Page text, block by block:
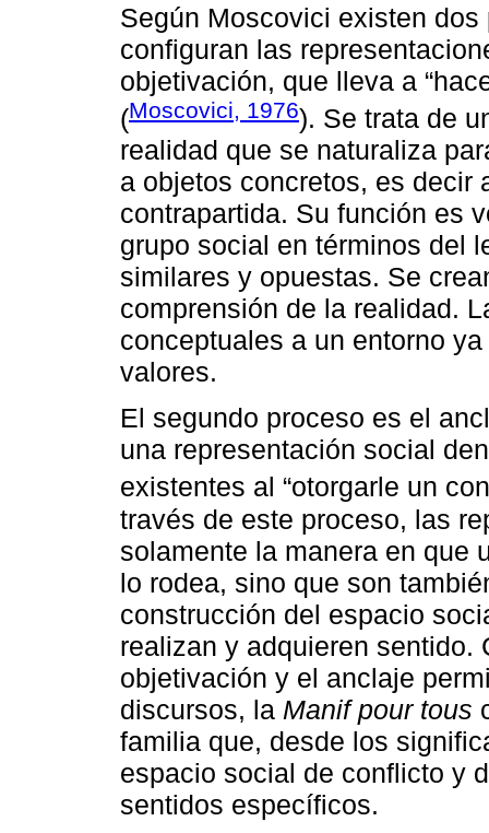
Según Moscovici existen
configuran las
objetivación, que lleva a
(Moscovici, 1976). Se trata de
realidad que se naturaliza
a objetos concretos, es decir
contrapartida. Su función es
grupo social en términos del
similares y opuestas. Se
comprensión de la realidad.
conceptuales a un entorno
valores.
El segundo proceso es el
una representación social
existentes al “otorgarle un
través de este proceso, las
solamente la manera en que
lo rodea, sino que son
construcción del espacio
realizan y adquieren sentido.
objetivación y el anclaje
discursos, la Manif pour tous
familia que, desde los
espacio social de conflicto y
sentidos específicos.